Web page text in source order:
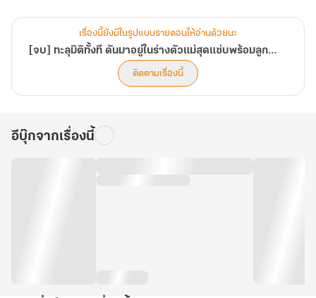
หัวใจลูกชายทั้งสามกับสามีที่ถูกแย่งมา เธอจะต้องกอบกู้คืนมาให้ได้
(ตอนที่ 101-150)
เรื่องนี้ยังมีในรูปแบบรายตอนให้อ่านด้วยนะ
[จบ] ทะลุมิติทั้งที ดันมาอยู่ในร่างตัวแม่สุดแซ่บพร้อมลูกชายทั้งสาม
ติดตามเรื่องนี้
อีบุ๊กจากเรื่องนี้